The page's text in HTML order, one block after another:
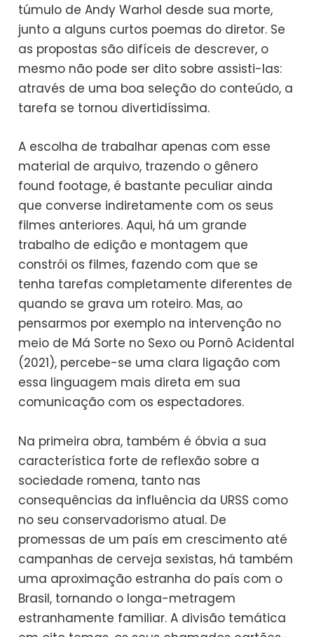
túmulo de Andy Warhol desde sua morte,
junto a alguns curtos poemas do diretor. Se
as propostas são difíceis de descrever, o
mesmo não pode ser dito sobre assisti-las:
através de uma boa seleção do conteúdo, a
tarefa se tornou divertidíssima.
A escolha de trabalhar apenas com esse
material de arquivo, trazendo o gênero
found footage, é bastante peculiar ainda
que converse indiretamente com os seus
filmes anteriores. Aqui, há um grande
trabalho de edição e montagem que
constrói os filmes, fazendo com que se
tenha tarefas completamente diferentes de
quando se grava um roteiro. Mas, ao
pensarmos por exemplo na intervenção no
meio de Má Sorte no Sexo ou Pornô Acidental
(2021), percebe-se uma clara ligação com
essa linguagem mais direta em sua
comunicação com os espectadores.
Na primeira obra, também é óbvia a sua
característica forte de reflexão sobre a
sociedade romena, tanto nas
consequências da influência da URSS como
no seu conservadorismo atual. De
promessas de um país em crescimento até
campanhas de cerveja sexistas, há também
uma aproximação estranha do país com o
Brasil, tornando o longa-metragem
estranhamente familiar. A divisão temática